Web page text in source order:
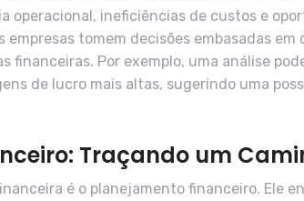
operacional, ineficiências de custos e
empresas tomem decisões embasadas
financeiras. Por exemplo, uma análise
de lucro mais altas, sugerindo uma
Traçando um
é o planejamento financeiro. Ele